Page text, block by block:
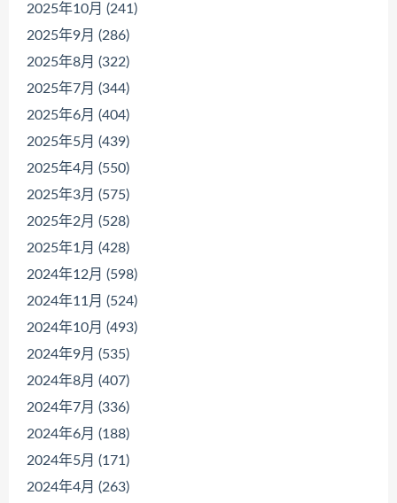
2025年10月 (241)
2025年9月 (286)
2025年8月 (322)
2025年7月 (344)
2025年6月 (404)
2025年5月 (439)
2025年4月 (550)
2025年3月 (575)
2025年2月 (528)
2025年1月 (428)
2024年12月 (598)
2024年11月 (524)
2024年10月 (493)
2024年9月 (535)
2024年8月 (407)
2024年7月 (336)
2024年6月 (188)
2024年5月 (171)
2024年4月 (263)